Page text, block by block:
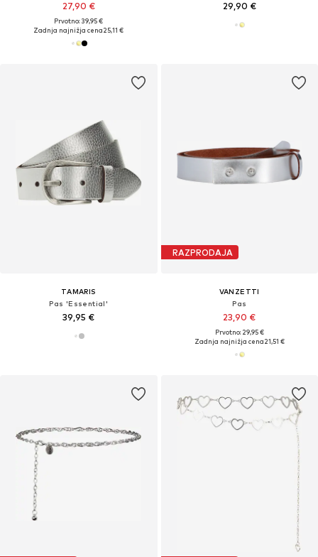
27,90 €
Prvotno: 39,95 €
Zadnja najnižja cena25,11 €
29,90 €
TAMARIS
Pas 'Essential'
39,95 €
RAZPRODAJA
VANZETTI
Pas
23,90 €
Prvotno: 29,95 €
Zadnja najnižja cena21,51 €